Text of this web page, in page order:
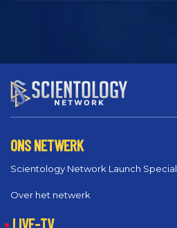
ONS NETWERK
Scientology Network Launch Special
Over het netwerk
LIVE-TV